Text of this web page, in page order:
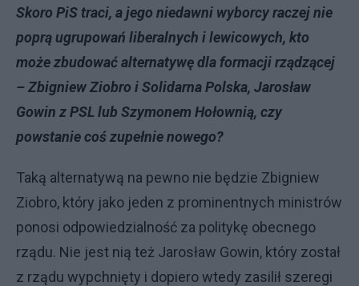
Skoro PiS traci, a jego niedawni wyborcy raczej nie
poprą ugrupowań liberalnych i lewicowych, kto
może zbudować alternatywę dla formacji rządzącej
– Zbigniew Ziobro i Solidarna Polska, Jarosław
Gowin z PSL lub Szymonem Hołownią, czy
powstanie coś zupełnie nowego?
Taką alternatywą na pewno nie będzie Zbigniew
Ziobro, który jako jeden z prominentnych ministrów
ponosi odpowiedzialność za politykę obecnego
rządu. Nie jest nią też Jarosław Gowin, który został
z rządu wypchnięty i dopiero wtedy zasilił szeregi